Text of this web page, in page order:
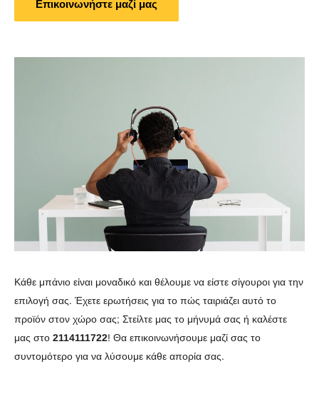
Επικοινωνήστε μαζί μας
Κάθε μπάνιο είναι μοναδικό και θέλουμε να είστε σίγουροι για την
επιλογή σας. Έχετε ερωτήσεις για το πώς ταιριάζει αυτό το
προϊόν στον χώρο σας; Στείλτε μας το μήνυμά σας ή καλέστε
μας στο 2114111722! Θα επικοινωνήσουμε μαζί σας το
συντομότερο για να λύσουμε κάθε απορία σας.